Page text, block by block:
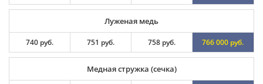
Луженая медь
740 руб. 751 руб. 758 руб. 766 000 руб.
Медная стружка (сечка)